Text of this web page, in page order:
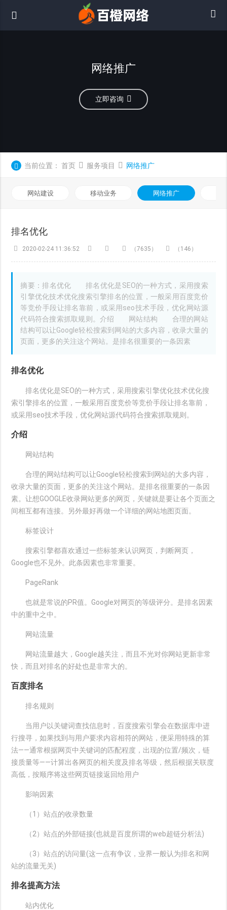
网络推广
立即咨询
当前位置： 首页 服务项目 网络推广
网站建设 移动业务 网络推广
排名优化
2020-02-24 11:36:52 （7635） （146）
摘要：排名优化 排名优化是SEO的一种方式，采用搜索
引擎优化技术优化搜索引擎排名的位置，一般采用百度竞价
等竞价手段让排名靠前，或采用seo技术手段，优化网站源
代码符合搜索抓取规则。介绍 网站结构 合理的网站
结构可以让Google轻松搜索到网站的大多内容，收录大量的
页面，更多的关注这个网站。是排名很重要的一条因素
排名优化
排名优化是SEO的一种方式，采用搜索引擎优化技术优化搜
索引擎排名的位置，一般采用百度竞价等竞价手段让排名靠前，
或采用seo技术手段，优化网站源代码符合搜索抓取规则。
介绍
网站结构
合理的网站结构可以让Google轻松搜索到网站的大多内容，
收录大量的页面，更多的关注这个网站。是排名很重要的一条因
素。让想GOOGLE收录网站更多的网页，关键就是要让各个页面之
间相互都有连接。另外最好再做一个详细的网站地图页面。
标签设计
搜索引擎都喜欢通过一些标签来认识网页，判断网页，
Google也不见外。此条因素也非常重要。
PageRank
也就是常说的PR值。Google对网页的等级评分。是排名因素
中的重中之中。
网站流量
网站流量越大，Google越关注，而且不光对你网站更新非常
快，而且对排名的好处也是非常大的。
百度排名
排名规则
当用户以关键词查找信息时，百度搜索引擎会在数据库中进
行搜寻，如果找到与用户要求内容相符的网站，便采用特殊的算
法——通常根据网页中关键词的匹配程度，出现的位置/频次，链
接质量等——计算出各网页的相关度及排名等级，然后根据关联度
高低，按顺序将这些网页链接返回给用户
影响因素
（1）站点的收录数量
（2）站点的外部链接(也就是百度所谓的web超链分析法)
（3）站点的访问量(这一点有争议，业界一般认为排名和网
站的流量无关)
排名提高方法
站内优化